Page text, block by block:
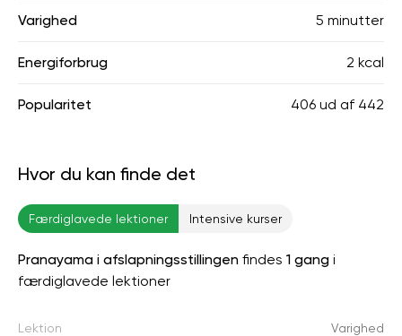
Varighed 5 minutter
Energiforbrug 2 kcal
Popularitet 406 ud af 442
Hvor du kan finde det
Færdiglavede lektioner Intensive kurser
Pranayama i afslapningsstillingen findes 1 gang i
færdiglavede lektioner
Lektion Varighed